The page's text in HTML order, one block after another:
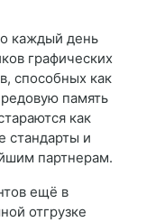
каждый день
графических
способных как
память
как
стандарты и
партнерам.
ещё в
отгрузке